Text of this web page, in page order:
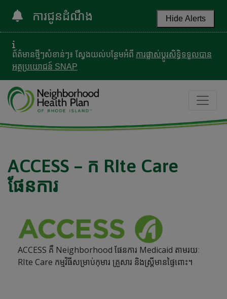
ការជូនដំណឹង Hide Alerts
ព័ត៌មានថ្មីៗសំខាន់ៗ៖ ស្វែងយល់បន្ថែមអំពី ការផ្លាស់ប្តូរសិទ្ធិទទួលបាន
អត្ថប្រយោជន៍ SNAP
ACCESS – ក RIte Care
ផែនការ
ACCESS គឺ Neighborhood ផែនការ Medicaid តាមរយៈ
RIte Care កម្មវិធីសម្រាប់កុមារ គ្រួសារ និងស្ត្រីមានផ្ទៃពោះ។